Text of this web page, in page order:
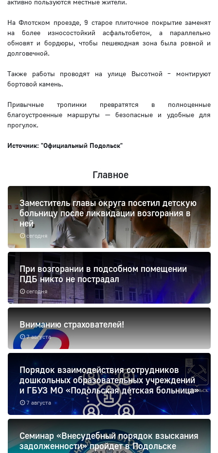
активно пользуются местные жители.
На Флотском проезде, 9 старое плиточное покрытие заменят
на более износостойкий асфальтобетон, а параллельно
обновят и бордюры, чтобы пешеходная зона была ровной и
долговечной.
Также работы проводят на улице Высотной – монтируют
бортовой камень.
Привычные тропинки превратятся в полноценные
благоустроенные маршруты — безопасные и удобные для
прогулок.
Источник: "Официальный Подольск"
Главное
сегодня
Заместитель главы округа посетил детскую
больницу после ликвидации возгорания в
ней
сегодня
При возгорании в подсобном помещении
ПДБ никто не пострадал
7 августа
Вниманию страхователей!
7 августа
Порядок взаимодействия сотрудников
дошкольных образовательных учреждений
и ГБУЗ МО «Подольская детская больница»
Семинар «Внесудебный порядок взыскания
задолженности» пройдет в Подольске